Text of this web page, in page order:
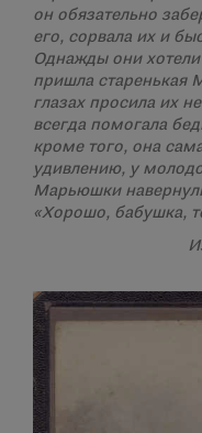
он обязательно
его, сорвала их и
Однажды они
пришла старенькая
глазах просила их
всегда помогала
кроме того, она
удивлению, у
Марьюшки
«Хорошо, бабушка,